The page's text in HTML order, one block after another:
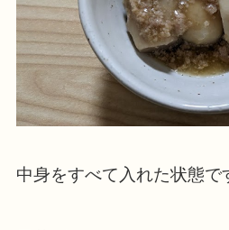
中身をすべて入れた状態で